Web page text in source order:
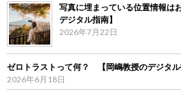
写真に埋まっている位置情報
デジタル指南】
2026年7月22日
ゼロトラストって何？ 【岡嶋教授のデジタル
2026年6月18日